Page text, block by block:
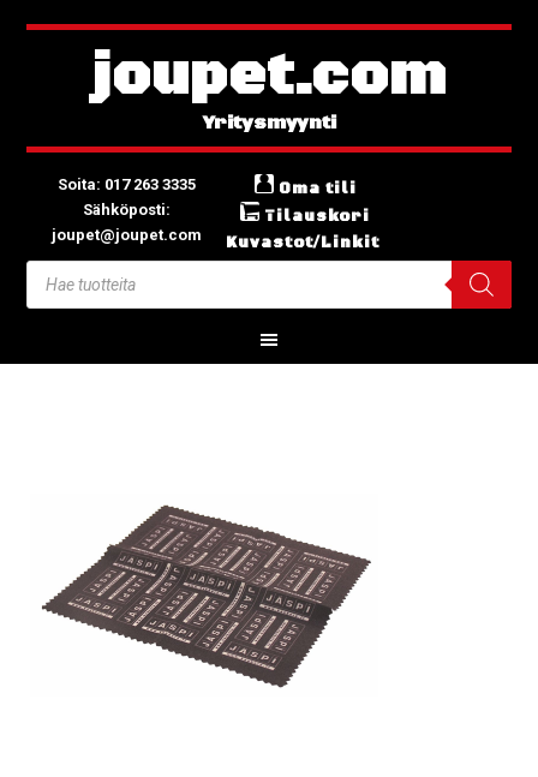
joupet.com
Soita: 017 263 3335
Sähköposti:
joupet@joupet.com
Oma tili
Tilauskori
Kuvastot/Linkit